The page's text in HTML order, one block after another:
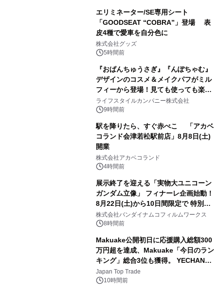
エリミネーター/SE専用シート
「GOODSEAT “COBRA”」登場 表
皮4種で愛車を自分色に
株式会社グッズ
5時間前
『おぱんちゅうさぎ』『んぽちゃむ』
デザインのコスメ＆メイクパフがミル
フィーから登場！見ても使っても楽し
い、ポップでキュートなコレクショ
ン。
ライフスタイルカンパニー株式会社
9時間前
駅を降りたら、すぐ赤べこ 「アカベ
コランド会津若松駅前店」8月8日(土)
開業
株式会社アカベコランド
4時間前
展示終了を迎える「実物大ユニコーン
ガンダム立像」 フィナーレ企画始動！
8月22日(土)から10日間限定で 特別映
像『UNICORN GUNDAM Statue ―
BEYOND POSSIBILITY ―』を上映！
株式会社バンダイナムコフィルムワークス
8時間前
Makuake公開初日に応援購入総額300
万円超を達成、Makuake「今日のラン
キング」総合3位も獲得。 YECHAN音
浴シンギングボウル第2弾の大型サイ
ズ（XL・2XL・3XL）を先行販売中
Japan Top Trade
10時間前